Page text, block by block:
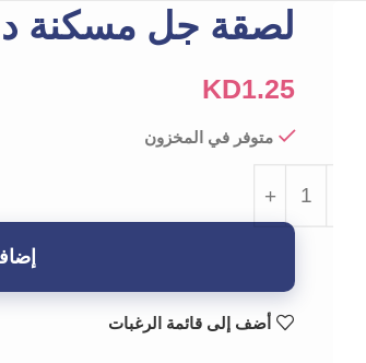
لصقة جل مسكنة
KD1.25
متوفر في المخزون
أضف إلى قائمة الرغبات